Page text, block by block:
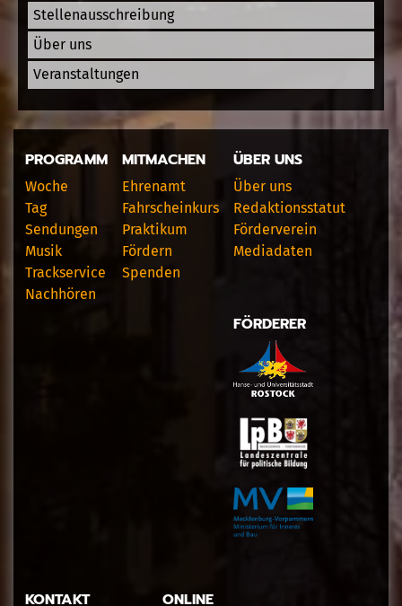
Stellenausschreibung
Über uns
Veranstaltungen
PROGRAMM
Woche
Tag
Sendungen
Musik
Trackservice
Nachhören
MITMACHEN
Ehrenamt
Fahrscheinkurs
Praktikum
Fördern
Spenden
ÜBER UNS
Über uns
Redaktionsstatut
Förderverein
Mediadaten
FÖRDERER
KONTAKT ONLINE